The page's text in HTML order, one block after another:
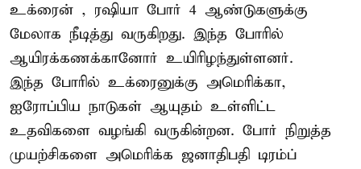
உக்ரைன் , ரஷியா போர் 4 ஆண்டுகளுக்கு
மேலாக நீடித்து வருகிறது. இந்த போரில்
ஆயிரக்கணக்கானோர் உயிரிழந்துள்ளனர்.
இந்த போரில் உக்ரைனுக்கு அமெரிக்கா,
ஐரோப்பிய நாடுகள் ஆயுதம் உள்ளிட்ட
உதவிகளை வழங்கி வருகின்றன. போர் நிறுத்த
முயற்சிகளை அமெரிக்க ஜனாதிபதி டிரம்ப்